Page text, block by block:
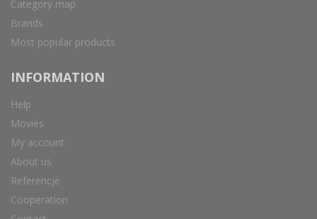
Category map
Brands
Most popular products
INFORMATION
Help
Movies
My account
About us
Referencje
Cooperation